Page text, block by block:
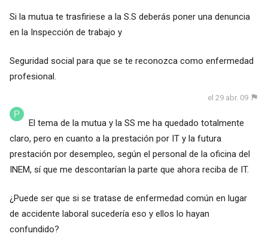
Si la mutua te trasfiriese a la S.S deberás poner una denuncia
en la Inspección de trabajo y
Seguridad social para que se te reconozca como enfermedad
profesional.
el 29 abr. 09
El tema de la mutua y la SS me ha quedado totalmente
claro, pero en cuanto a la prestación por IT y la futura
prestación por desempleo, según el personal de la oficina del
INEM, sí que me descontarían la parte que ahora reciba de IT.
¿Puede ser que si se tratase de enfermedad común en lugar
de accidente laboral sucedería eso y ellos lo hayan
confundido?